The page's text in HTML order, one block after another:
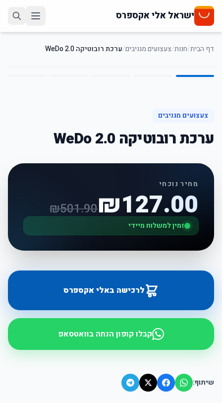
ישראל אלי אקספרס
דף הבית/חנות/צעצועים מגניבים/ערכת רובוטיקה WeDo 2.0
1
/
5
צעצועים מגניבים
ערכת רובוטיקה WeDo 2.0
מחיר נוכחי
₪127.00
₪501.90
זמין למשלוח מיידי
לרכישה באלי אקספרס
קבלו קופון הנחה בוואטסאפ
שיתוף: